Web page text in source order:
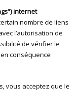
internet
nombre de liens
l’autorisation de
de vérifier le
conséquence
vous acceptez que le